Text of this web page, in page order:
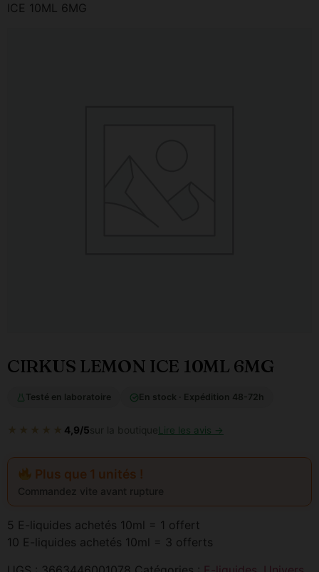
ICE 10ML 6MG
CIRKUS LEMON ICE 10ML 6MG
Testé en laboratoire En stock · Expédition 48-72h
★★★★★ 4,9/5sur la boutiqueLire les avis →
Plus que 1 unités !
Commandez vite avant rupture
5 E-liquides achetés 10ml = 1 offert
10 E-liquides achetés 10ml = 3 offerts